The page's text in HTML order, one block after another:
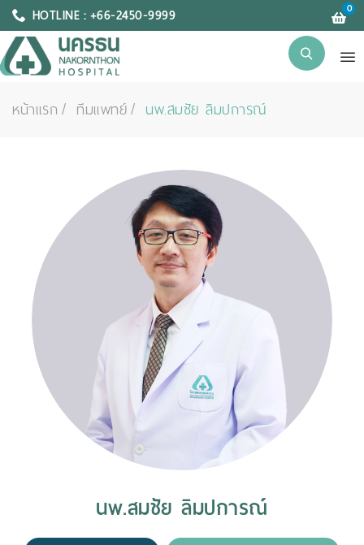
HOTLINE : +66-2450-9999 0
หน้าแรก ทีมแพทย์ นพ.สมชัย ลิมปการณ์
นพ.สมชัย ลิมปการณ์